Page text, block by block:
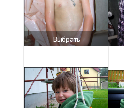
Выбрать